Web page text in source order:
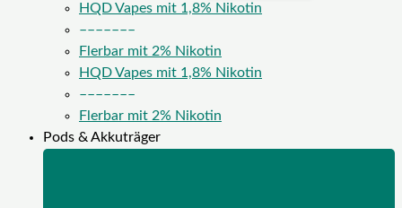
HQD Vapes mit 1,8% Nikotin
–––––––
Flerbar mit 2% Nikotin
HQD Vapes mit 1,8% Nikotin
–––––––
Flerbar mit 2% Nikotin
Pods & Akkuträger